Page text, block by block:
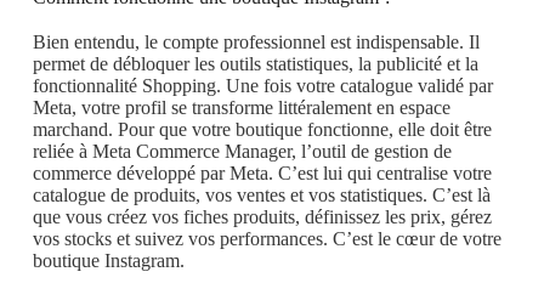
Bien entendu, le compte professionnel est indispensable. Il
permet de débloquer les outils statistiques, la publicité et la
fonctionnalité Shopping. Une fois votre catalogue validé par
Meta, votre profil se transforme littéralement en espace
marchand. Pour que votre boutique fonctionne, elle doit être
reliée à Meta Commerce Manager, l’outil de gestion de
commerce développé par Meta. C’est lui qui centralise votre
catalogue de produits, vos ventes et vos statistiques. C’est là
que vous créez vos fiches produits, définissez les prix, gérez
vos stocks et suivez vos performances. C’est le cœur de votre
boutique Instagram.